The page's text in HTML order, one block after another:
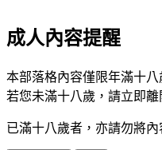
成人內容提醒
本部落格內容僅限年滿十八
若您未滿十八歲，請立即離
已滿十八歲者，亦請勿將